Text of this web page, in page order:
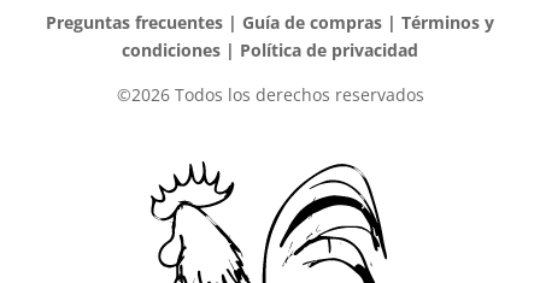
Preguntas frecuentes | Guía de compras | Términos y
condiciones | Política de privacidad
©2026 Todos los derechos reservados